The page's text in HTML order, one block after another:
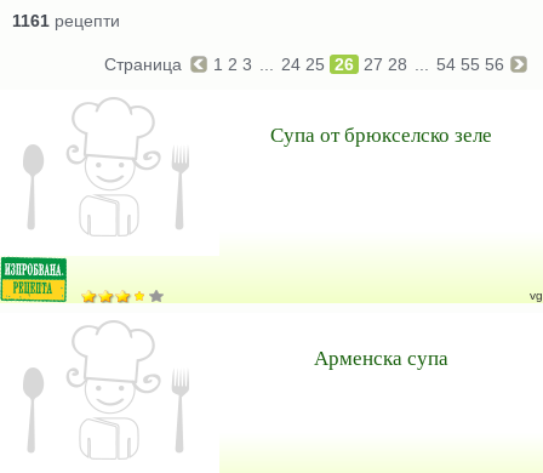
1161 рецепти
Страница 1 2 3 24 25 26 27 28 54 55 56
Супа от брюкселско зеле
vg
Арменска супа